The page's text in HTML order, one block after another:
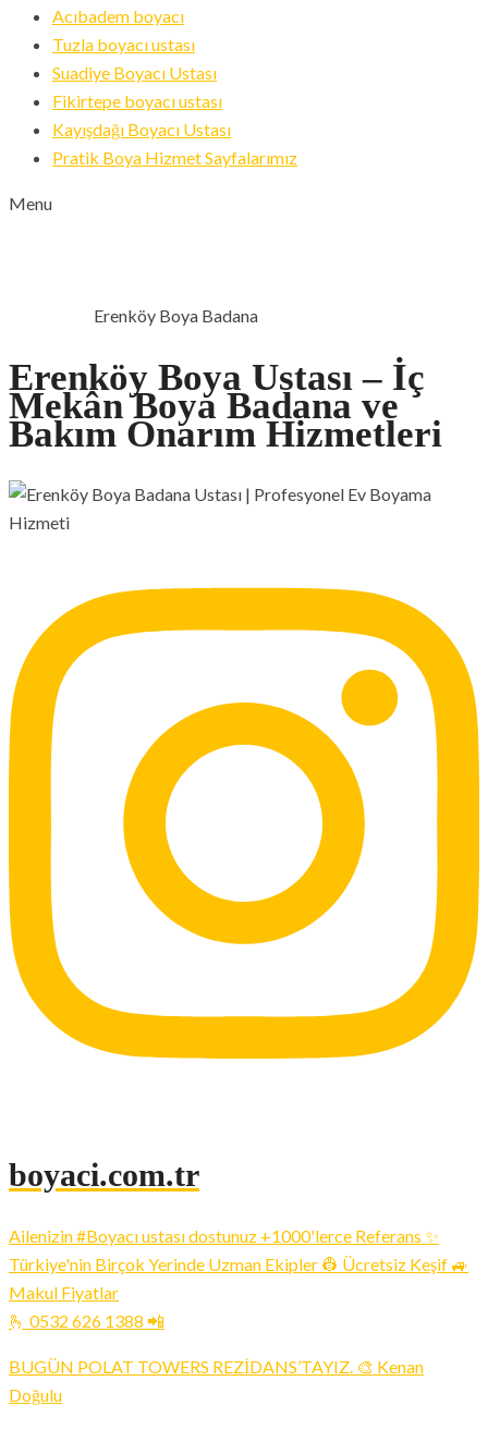
Acıbadem boyacı
Tuzla boyacı ustası
Suadiye Boyacı Ustası
Fikirtepe boyacı ustası
Kayışdağı Boyacı Ustası
Pratik Boya Hizmet Sayfalarımız
Menu
Erenköy Boya Badana
Erenköy Boya Ustası – İç
Mekân Boya Badana ve
Bakım Onarım Hizmetleri
boyaci.com.tr
Ailenizin #Boyacı ustası dostunuz +1000'lerce Referans ✨
Türkiye'nin Birçok Yerinde Uzman Ekipler 👷 Ücretsiz Keşif 🚙
Makul Fiyatlar
🫰 0532 626 1388 📲
BUGÜN POLAT TOWERS REZİDANS’TAYIZ. 🎨 Kenan
Doğulu